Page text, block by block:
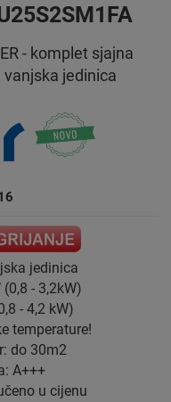
- komplet sjajna
jedinica
jedinica
- 3,2kW)
- 4,2 kW)
temperature!
do 30m2
A+++
u cijenu